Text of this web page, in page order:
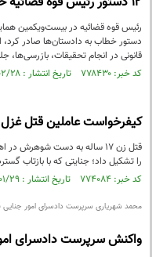
دستور خطاب به دادستان‌ها صادر کرد،
قانونی در انجام تحقیقات، بازرسی‌ها،
کد خبر: ۷۷۸۴۳۰ تاریخ انتشار : ۱۴۰۱/۰۲/۲۸
کیفرخواست عاملین قتل
قتل زن 17 ساله به دست شوهرش
را تشکیل داد؛ جنایتی که با بازتاب
کد خبر: ۷۷۴۰۸۴ تاریخ انتشار : ۱۴۰۱/۰۱/۲۹
محمد شهریاری سرپرست دادسرای امور
واکنش سرپرست دادسرای